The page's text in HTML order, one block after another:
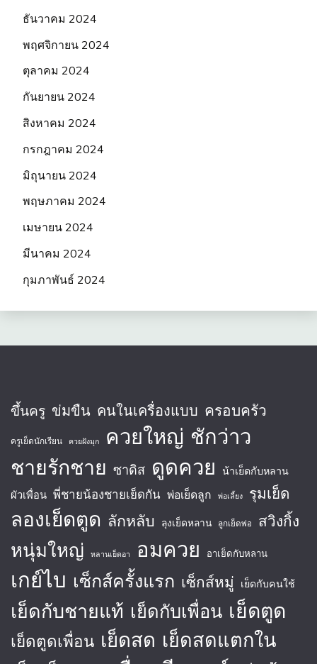
ธันวาคม 2024
พฤศจิกายน 2024
ตุลาคม 2024
กันยายน 2024
สิงหาคม 2024
กรกฎาคม 2024
มิถุนายน 2024
พฤษภาคม 2024
เมษายน 2024
มีนาคม 2024
กุมภาพันธ์ 2024
ขึ้นครู ข่มขืน คนในเครื่องแบบ ครอบครัว
ครูเย็ดนักเรียน ควยฝังมุก ควยใหญ่ ชักว่าว
ชายรักชาย ซาดิส ดูดควย น้าเย็ดกับหลาน
ผัวเพื่อน พี่ชายน้องชายเย็ดกัน พ่อเย็ดลูก พ่อเลี้ยง รุมเย็ด
ลองเย็ดตูด ลักหลับ ลุงเย็ดหลาน ลูกเย็ดพ่อ สวิงกิ้ง
หนุ่มใหญ่ หลานเย็ดอา อมควย อาเย็ดกับหลาน
เกย์ไบ เซ็กส์ครั้งแรก เซ็กส์หมู่ เย็ดกับคนใช้
เย็ดกับชายแท้ เย็ดกับเพื่อน เย็ดตูด
เย็ดตูดเพื่อน เย็ดสด เย็ดสดแตกใน